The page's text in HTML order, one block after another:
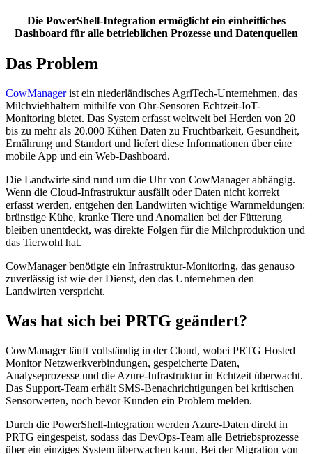
Die PowerShell-Integration ermöglicht ein einheitliches
Dashboard für alle betrieblichen Prozesse und Datenquellen
Das Problem
CowManagerist ein niederländisches AgriTech-Unternehmen, das
Milchviehhaltern mithilfe von Ohr-Sensoren Echtzeit-IoT-
Monitoring bietet. Das System erfasst weltweit bei Herden von 20
bis zu mehr als 20.000 Kühen Daten zu Fruchtbarkeit, Gesundheit,
Ernährung und Standort und liefert diese Informationen über eine
mobile App und ein Web-Dashboard.
Die Landwirte sind rund um die Uhr von CowManager abhängig.
Wenn die Cloud-Infrastruktur ausfällt oder Daten nicht korrekt
erfasst werden, entgehen den Landwirten wichtige Warnmeldungen:
brünstige Kühe, kranke Tiere und Anomalien bei der Fütterung
bleiben unentdeckt, was direkte Folgen für die Milchproduktion und
das Tierwohl hat.
CowManager benötigte ein Infrastruktur-Monitoring, das genauso
zuverlässig ist wie der Dienst, den das Unternehmen den
Landwirten verspricht.
Was hat sich bei PRTG geändert?
CowManager läuft vollständig in der Cloud, wobei PRTG Hosted
Monitor Netzwerkverbindungen, gespeicherte Daten,
Analyseprozesse und die Azure-Infrastruktur in Echtzeit überwacht.
Das Support-Team erhält SMS-Benachrichtigungen bei kritischen
Sensorwerten, noch bevor Kunden ein Problem melden.
Durch die PowerShell-Integration werden Azure-Daten direkt in
PRTG eingespeist, sodass das DevOps-Team alle Betriebsprozesse
über ein einziges System überwachen kann. Bei der Migration von